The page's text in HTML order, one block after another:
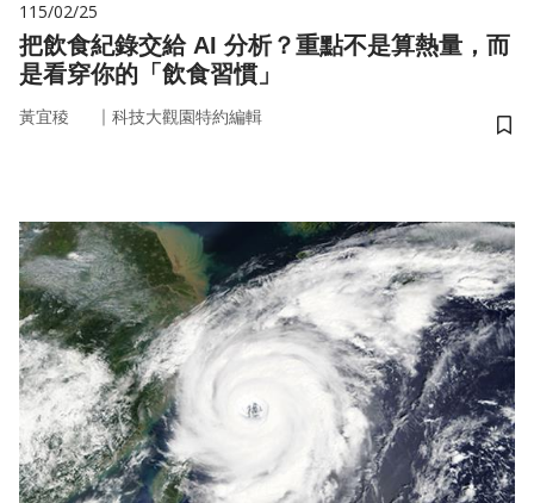
115/02/25
把飲食紀錄交給 AI 分析？重點不是算熱量，而
是看穿你的「飲食習慣」
黃宜稜 ｜ 科技大觀園特約編輯
儲